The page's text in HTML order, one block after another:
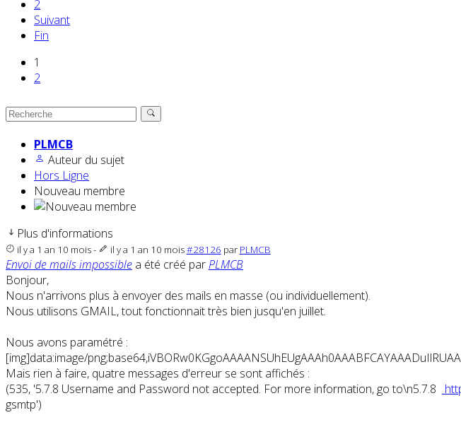
2
Suivant
Fin
1
2
PLMCB
Auteur du sujet
Hors Ligne
Nouveau membre
Plus d'informations
il y a 1 an 10 mois- il y a 1 an 10 mois#28126 par PLMCB
Envoi de mails impossible a été créé parPLMCB
Bonjour,
Nous n'arrivons plus à envoyer des mails en masse (ou individuellement).
Nous utilisons GMAIL, tout fonctionnait très bien jusqu'en juillet.
Nous avons paramétré :
[img]data:image/
Mais rien à faire, quatre messages d'erreur se sont affichés :
(535, '5.7.8 Username and Password not accepted. For more information, go to\n5.7.8
gsmtp')